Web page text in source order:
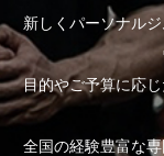
新しくパーソナル
目的やご予算に応
全国の経験豊富な